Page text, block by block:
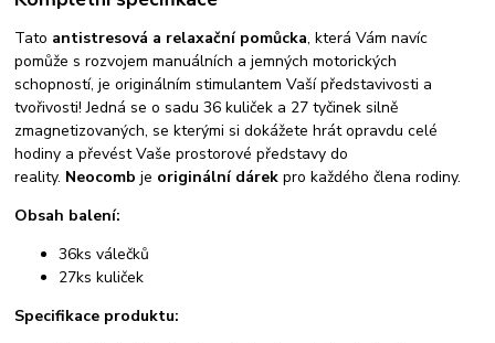
Tato antistresová a relaxační pomůcka, která Vám navíc
pomůže s rozvojem manuálních a jemných motorických
schopností, je originálním stimulantem Vaší představivosti a
tvořivosti! Jedná se o sadu 36 kuliček a 27 tyčinek silně
zmagnetizovaných, se kterými si dokážete hrát opravdu celé
hodiny a převést Vaše prostorové představy do
reality. Neocomb je originální dárek pro každého člena rodiny.
Obsah balení:
36ks válečků
27ks kuliček
Specifikace produktu: